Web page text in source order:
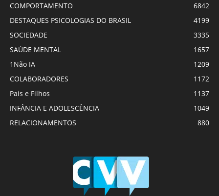
COMPORTAMENTO
6842
DESTAQUES PSICOLOGIAS DO BRASIL
4199
SOCIEDADE
3335
SAÚDE MENTAL
1657
1Não IA
1209
COLABORADORES
1172
Pais e Filhos
1137
INFÂNCIA E ADOLESCÊNCIA
1049
RELACIONAMENTOS
880